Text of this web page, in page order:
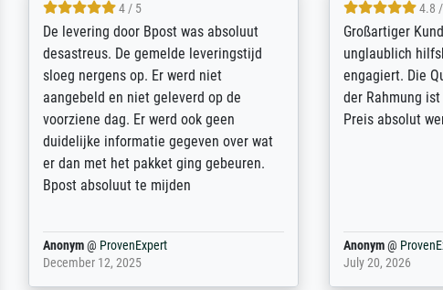
5 / 5
Sehr gute Qualität des Leinwanddrucks
und des Rahmens! Unser Bild wurde
sehr sorgfältig und sicher verpackt, so
dass es unbeschadet bei uns ankam. Es
wird nicht unser letzter Meisterdruck
sein. Vielen Dank!
Reinhold,@ProvenExpert
April 22, 2026
5 / 5
Für ein
Feldpost meines
Weltkrieg
ausdrucksvolles
Ihnen
weiter. Vielen ...
Margot@
February 20, 2026